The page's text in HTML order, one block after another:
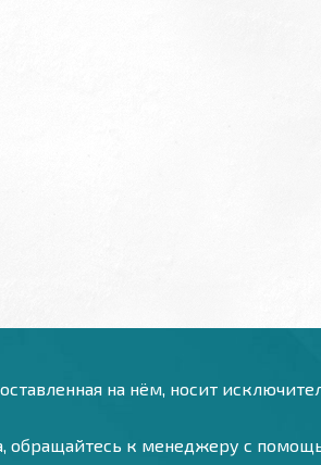
на нём, носит
обращайтесь к менеджеру с